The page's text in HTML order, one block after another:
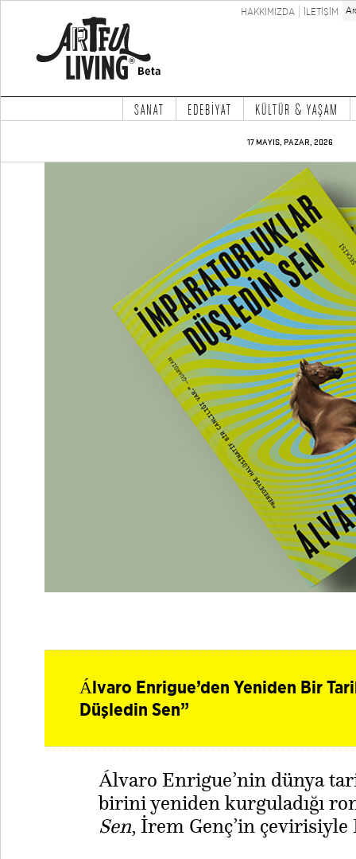
HAKKIMIZDA İLETİŞİM
SANAT EDEBİYAT KÜLTÜR & YAŞAM
17 MAYIS, PAZAR, 2026
Álvaro Enrigue’den Yeniden Bir
Düşledin Sen”
Álvaro Enrigue’nin dünya
birini yeniden kurguladığı
Sen, İrem Genç’in çevirisiyle